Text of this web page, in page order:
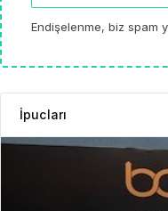
Endişelenme, biz spam
İpucları